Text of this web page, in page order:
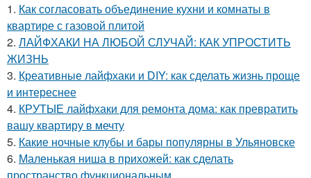
1. Как согласовать объединение кухни и комнаты в
квартире с газовой плитой
2. ЛАЙФХАКИ НА ЛЮБОЙ СЛУЧАЙ: КАК УПРОСТИТЬ
ЖИЗНЬ
3. Креативные лайфхаки и DIY: как сделать жизнь проще
и интереснее
4. КРУТЫЕ лайфхаки для ремонта дома: как превратить
вашу квартиру в мечту
5. Какие ночные клубы и бары популярны в Ульяновске
6. Маленькая ниша в прихожей: как сделать